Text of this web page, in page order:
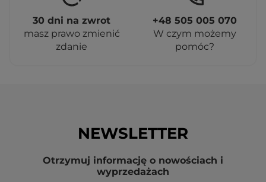
30 dni na zwrot
masz prawo zmienić
zdanie
+48 505 005 070
W czym możemy
pomóc?
NEWSLETTER
Otrzymuj informację o nowościach i
wyprzedażach